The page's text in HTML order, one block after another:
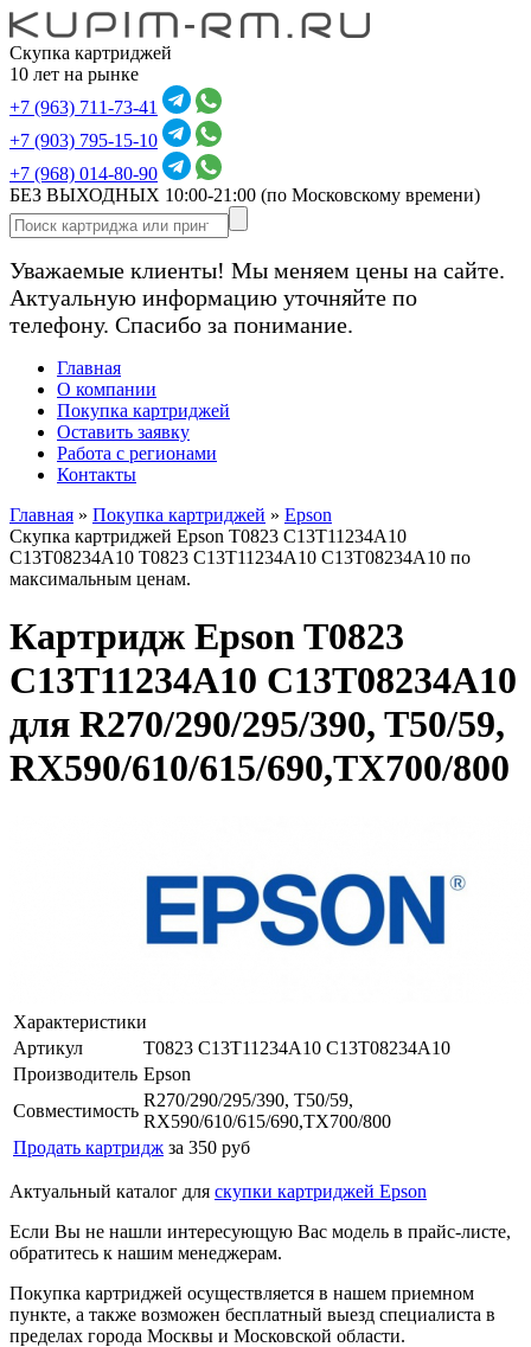
Скупка картриджей
10 лет на рынке
+7 (963) 711-73-41
+7 (903) 795-15-10
+7 (968) 014-80-90
БЕЗ ВЫХОДНЫХ 10:00-21:00 (по Московскому времени)
Уважаемые клиенты! Мы меняем цены на сайте.
Актуальную информацию уточняйте по
телефону. Спасибо за понимание.
Главная
О компании
Покупка картриджей
Оставить заявку
Работа с регионами
Контакты
Главная » Покупка картриджей » Epson
Скупка картриджей Epson T0823 C13T11234A10
C13T08234A10 T0823 C13T11234A10 C13T08234A10 по
максимальным ценам.
Картридж Epson T0823
C13T11234A10 C13T08234A10
для R270/290/295/390, T50/59,
RX590/610/615/690,TX700/800
Характеристики
Артикул
T0823 C13T11234A10 C13T08234A10
Производитель Epson
Совместимость
R270/290/295/390, T50/59,
RX590/610/615/690,TX700/800
Продать картридж за 350 руб
Актуальный каталог для скупки картриджей Epson
Если Вы не нашли интересующую Вас модель в прайс-листе,
обратитесь к нашим менеджерам.
Покупка картриджей осуществляется в нашем приемном
пункте, а также возможен бесплатный выезд специалиста в
пределах города Москвы и Московской области.